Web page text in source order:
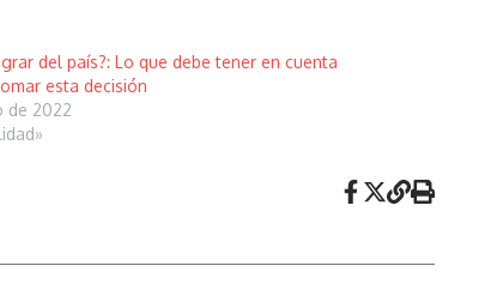
del país?: Lo que debe tener en cuenta
esta decisión
de 2022